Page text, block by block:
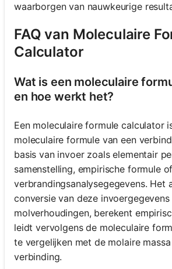
waarborgen van nauwkeurige
FAQ van Moleculaire
Calculator
Wat is een moleculaire
en hoe werkt het?
Een moleculaire formule calculator
moleculaire formule van een
basis van invoer zoals elementair
samenstelling, empirische formule of
verbrandingsanalysegegevens. Het
conversie van deze invoergegevens
molverhoudingen, berekent
leidt vervolgens de moleculaire
te vergelijken met de molaire
verbinding.